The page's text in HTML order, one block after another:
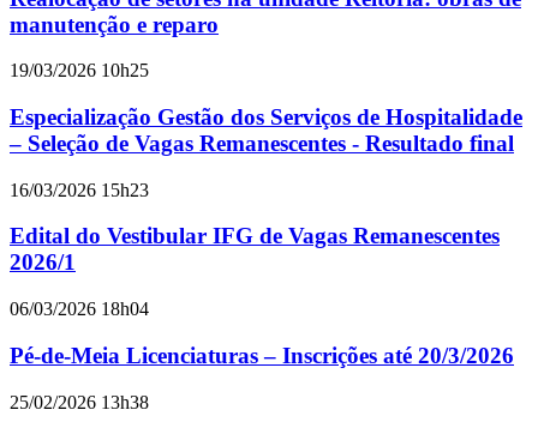
manutenção e reparo
19/03/2026 10h25
Especialização Gestão dos Serviços de Hospitalidade
– Seleção de Vagas Remanescentes - Resultado final
16/03/2026 15h23
Edital do Vestibular IFG de Vagas Remanescentes
2026/1
06/03/2026 18h04
Pé-de-Meia Licenciaturas – Inscrições até 20/3/2026
25/02/2026 13h38